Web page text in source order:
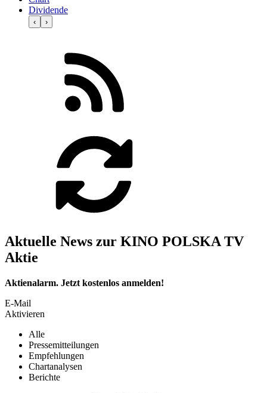
Dividende
‹ ›
Aktuelle News zur KINO POLSKA TV
Aktie
Aktienalarm. Jetzt kostenlos anmelden!
E-Mail
Aktivieren
Alle
Pressemitteilungen
Empfehlungen
Chartanalysen
Berichte